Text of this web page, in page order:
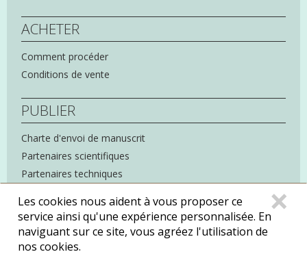
ACHETER
Comment procéder
Conditions de vente
PUBLIER
Charte d'envoi de manuscrit
Partenaires scientifiques
Partenaires techniques
Mentions légales
Politique de confidentialité
×
Les cookies nous aident à vous proposer ce
service ainsi qu'une expérience personnalisée. En
naviguant sur ce site, vous agréez l'utilisation de
nos cookies.